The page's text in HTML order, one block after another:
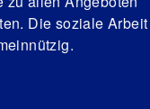
Die soziale Arbeit